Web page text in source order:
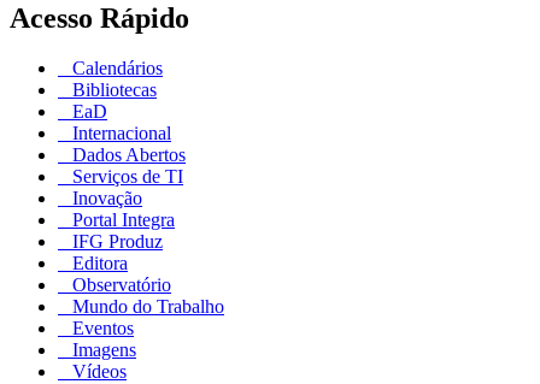
Acesso Rápido
Calendários
Bibliotecas
EaD
Internacional
Dados Abertos
Serviços de TI
Inovação
Portal Integra
IFG Produz
Editora
Observatório
Mundo do Trabalho
Eventos
Imagens
Vídeos